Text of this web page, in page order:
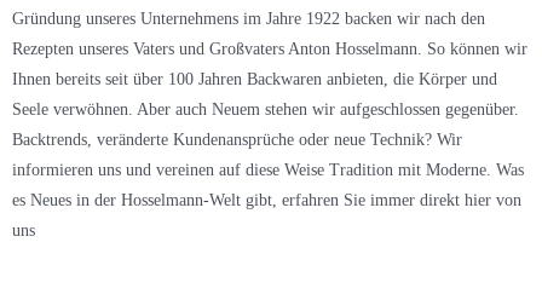
Gründung unseres Unternehmens im Jahre 1922 backen wir nach den
Rezepten unseres Vaters und Großvaters Anton Hosselmann. So können wir
Ihnen bereits seit über 100 Jahren Backwaren anbieten, die Körper und
Seele verwöhnen. Aber auch Neuem stehen wir aufgeschlossen gegenüber.
Backtrends, veränderte Kundenansprüche oder neue Technik? Wir
informieren uns und vereinen auf diese Weise Tradition mit Moderne. Was
es Neues in der Hosselmann-Welt gibt, erfahren Sie immer direkt hier von
uns